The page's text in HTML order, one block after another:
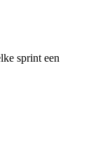
sprint een